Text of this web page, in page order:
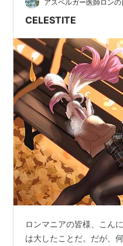
ってやるッ！お前等に最
アスペルガー医師ロンの
CELESTITE
ロンマニアの皆様、こん
は大したことだ。だが、